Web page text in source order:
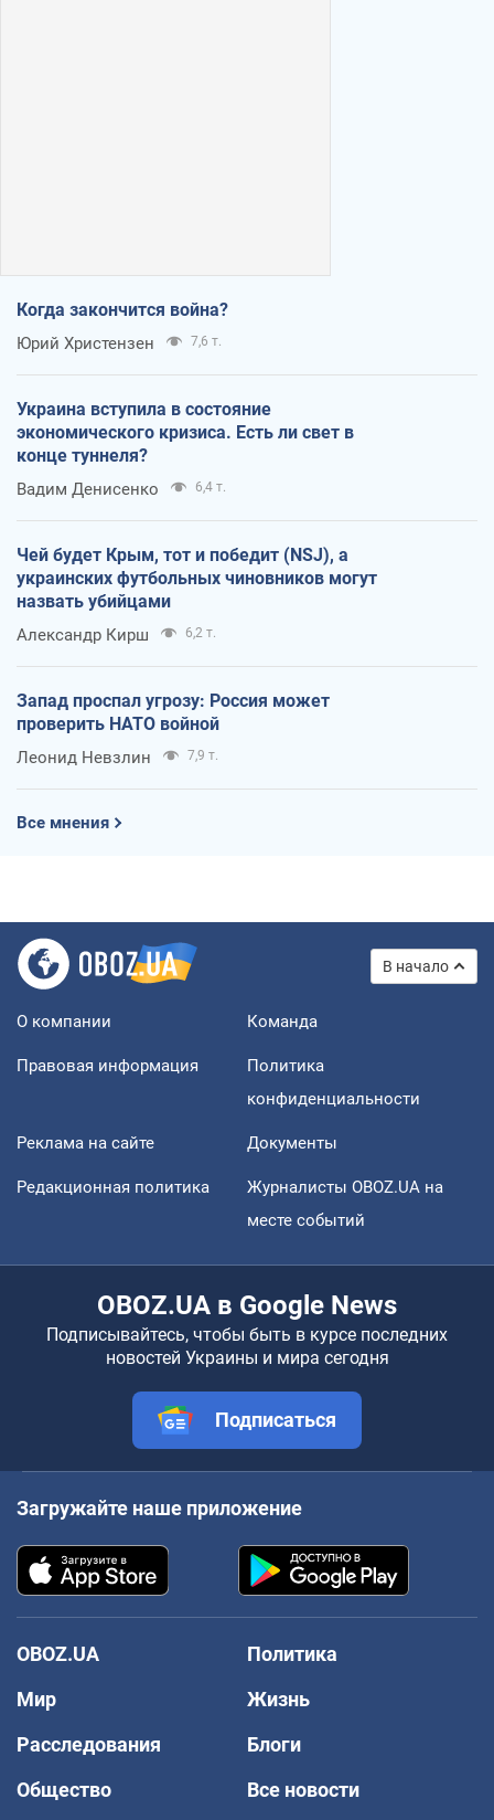
Когда закончится война?
Юрий Христензен 7,6 т.
Украина вступила в состояние
экономического кризиса. Есть ли свет в
конце туннеля?
Вадим Денисенко 6,4 т.
Чей будет Крым, тот и победит (NSJ), а
украинских футбольных чиновников могут
назвать убийцами
Александр Кирш 6,2 т.
Запад проспал угрозу: Россия может
проверить НАТО войной
Леонид Невзлин 7,9 т.
Все мнения
В начало
О компании Команда
Правовая информация
Политика
конфиденциальности
Реклама на сайте Документы
Редакционная политика
Журналисты OBOZ.UA на
месте событий
OBOZ.UA в Google News
Подписывайтесь, чтобы быть в курсе последних
новостей Украины и мира сегодня
Подписаться
Загружайте наше приложение
OBOZ.UA
Политика
Мир
Жизнь
Расследования
Блоги
Общество
Все новости